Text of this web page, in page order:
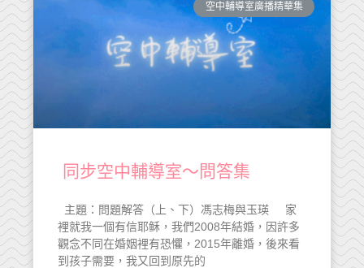
空中輔導室廣播精華集
同步空中輔導室～問答集
主題：問題解答（上、下）馮志梅與玉瑛 家
裡就我一個有信耶稣，我們2008年結婚，因許多
觀念不同在婚姻裡有恐懼，2015年離婚，後來看
到孩子需要，我又回到原先的